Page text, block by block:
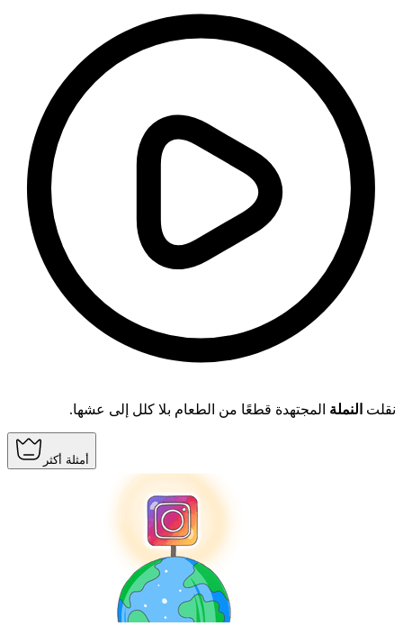
نقلت النملة المجتهدة قطعًا من الطعام بلا كلل إلى عشها.
أمثلة أكثر